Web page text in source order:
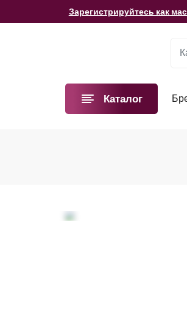
Мы подготовили для вас
Зарегистрируйтесь как
Каталог